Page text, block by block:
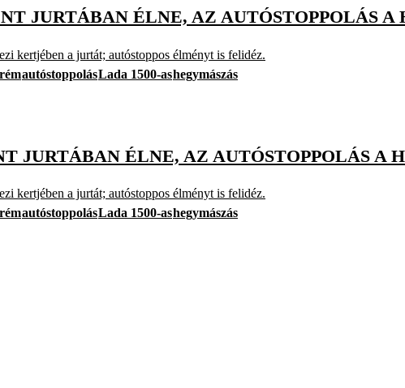
JURTÁBAN ÉLNE, AZ AUTÓSTOPPOLÁS A
kertjében a jurtát; autóstoppos élményt is felidéz.
autóstoppolásLada 1500-ashegymászás
JURTÁBAN ÉLNE, AZ AUTÓSTOPPOLÁS A
kertjében a jurtát; autóstoppos élményt is felidéz.
autóstoppolásLada 1500-ashegymászás